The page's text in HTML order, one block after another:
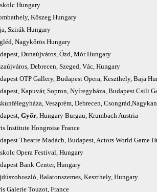
Hungary
Kőszeg Hungary
Szirák Hungary
Nagykőrös Hungary
Dunaújváros, Ózd, Mór Hungary
Debrecen, Szeged, Vác, Hungary
OTP Gallery, Budapest Opera, Keszthely, Baja
Kapuvár, Sopron, Nyíregyháza, Budapest Csili
Veszprém, Debrecen,
Győr, Hungary Burgau, Krumbach Austria
Institute Hongroise France
Theatre Madách, Budapest, Actors World Game
Opera Festival, Hungary
Bank Center, Hungary
Balatonszemes, Keszthely, Hungary
Galerie Touzot, France